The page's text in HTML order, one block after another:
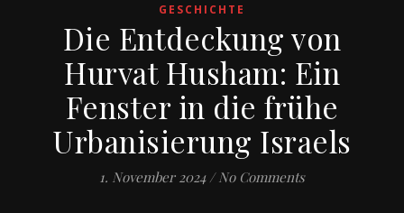
GESCHICHTE
Die Entdeckung von
Hurvat Husham: Ein
Fenster in die frühe
Urbanisierung Israels
1. November 2024 / No Comments